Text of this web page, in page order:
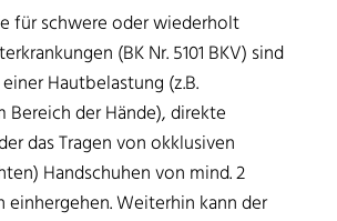
für schwere oder wiederholt
(BK Nr. 5101 BKV) sind
Hautbelastung (z.B.
Bereich der Hände), direkte
das Tragen von okklusiven
Handschuhen von mind. 2
einhergehen. Weiterhin kann der